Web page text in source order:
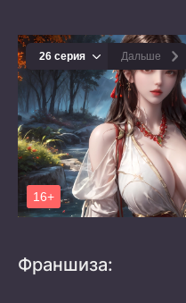
Франшиза: